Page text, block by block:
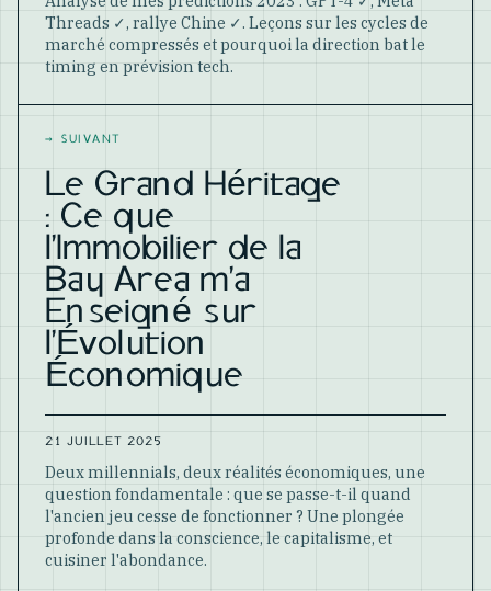
Threads ✓, rallye Chine ✓. Leçons sur les cycles de
marché compressés et pourquoi la direction bat le
timing en prévision tech.
→ SUIVANT
Le Grand Héritage
: Ce que
l'Immobilier de la
Bay Area m'a
Enseigné sur
l'Évolution
Économique
21 JUILLET 2025
Deux millennials, deux réalités économiques, une
question fondamentale : que se passe-t-il quand
l'ancien jeu cesse de fonctionner ? Une plongée
profonde dans la conscience, le capitalisme, et
cuisiner l'abondance.